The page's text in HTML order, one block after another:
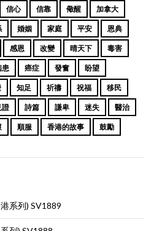
信心 信靠 儆醒 加拿大
婚姻 家庭 平安 恩典
感恩 改變 晴天下 毒害
患 癌症 發奮 盼望
知足 祈禱 祝福 移民
證 詩篇 謙卑 迷失 醫治
順服 香港的故事 鼓勵
系列) SV1889